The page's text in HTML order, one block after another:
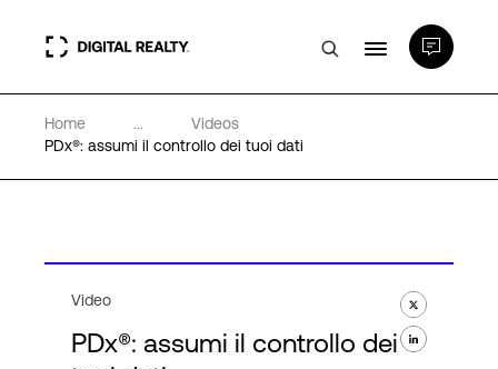
Data center
Competenze e Risorse
Home ...
Videos
PDx®: assumi il controllo dei tuoi dati
Video
PDx®: assumi il controllo dei